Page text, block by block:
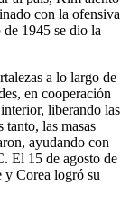
con la ofensiva
de 1945 se dio la
a lo largo de
en cooperación
liberando las
tanto, las masas
ayudando con
El 15 de agosto de
y Corea logró su